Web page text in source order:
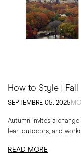
How to Style | Fall
SEPTEMBRE 05, 2025
Autumn invites a
lean outdoors, and
READ MORE